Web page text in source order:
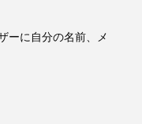
ーに自分の名前、メ